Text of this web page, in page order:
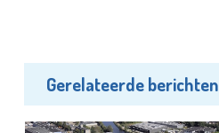
Gerelateerde berichten